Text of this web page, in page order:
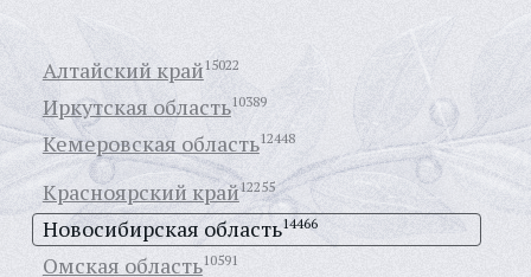
Алтайский край15022
Иркутская область10389
Кемеровская область12448
Красноярский край12255
Новосибирская область14466
Омская область10591